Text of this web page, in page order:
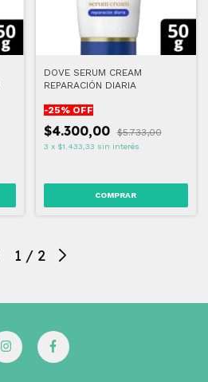
DOVE SERUM CREAM
REPARACIÓN DIARIA
-25% OFF
$4.300,00 $5.733,00
3 x $1.433,33 sin interés
1 / 2